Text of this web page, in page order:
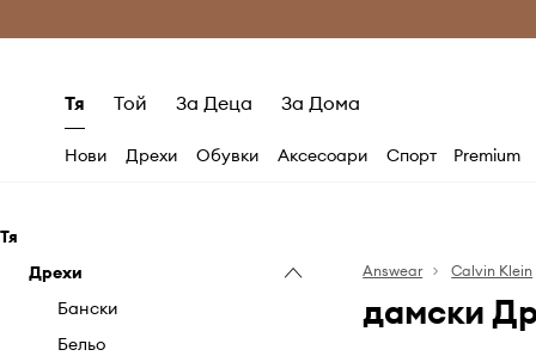
Безплатни
Тя Той За Деца За Дома
Нови Дрехи Обувки Аксесоари Спорт Premium
Тя
Дрехи
Бански
Бельо
Answear Calvin Klein
дамски